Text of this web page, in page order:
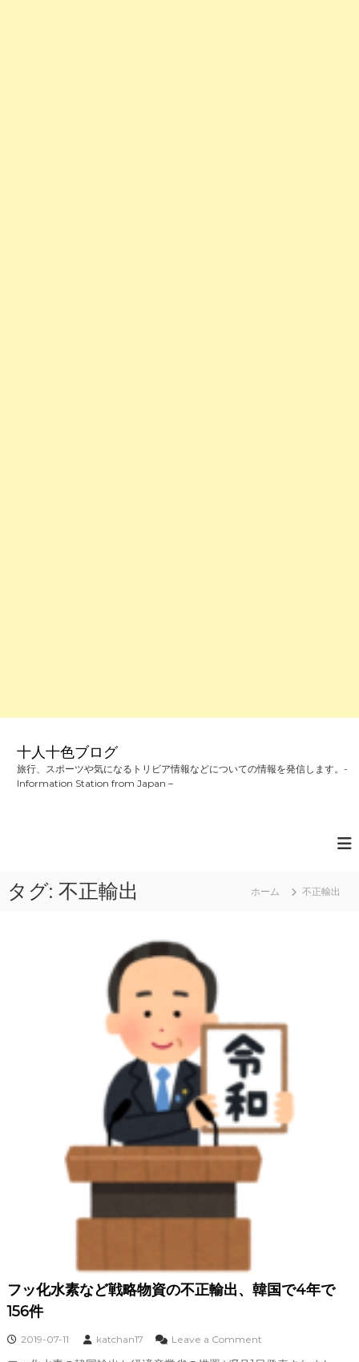
十人十色ブログ
旅行、スポーツや気になるトリビア情報などについての情報を発信します。-
Information Station from Japan –
タグ: 不正輸出 ホーム 不正輸出
フッ化水素など戦略物資の不正輸出、韓国で4年で
156件
2019-07-11 katchan17 Leave a Commento